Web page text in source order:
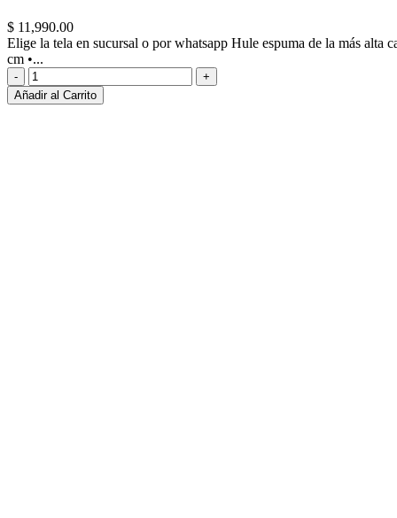
$ 11,990.00
Elige la tela en sucursal o por whatsapp Hule espuma de la más
cm •...
Añadir al Carrito